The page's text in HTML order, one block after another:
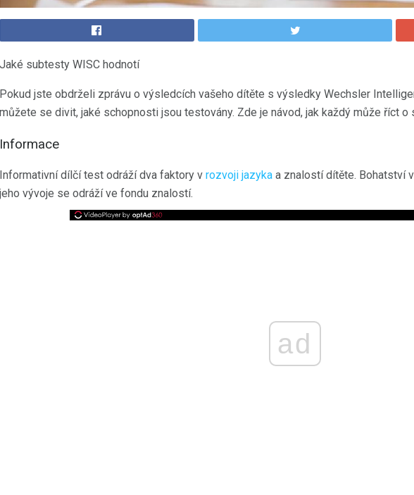
Jaké subtesty WISC hodnotí
Pokud jste obdrželi zprávu o výsledcích vašeho dítěte s výsledky Wechsler
můžete se divit, jaké schopnosti jsou testovány. Zde je návod, jak každý může říct o
Informace
Informativní dílčí test odráží dva faktory v rozvoji jazyka a znalostí dítěte. Bohatství
jeho vývoje se odráží ve fondu znalostí.
ad